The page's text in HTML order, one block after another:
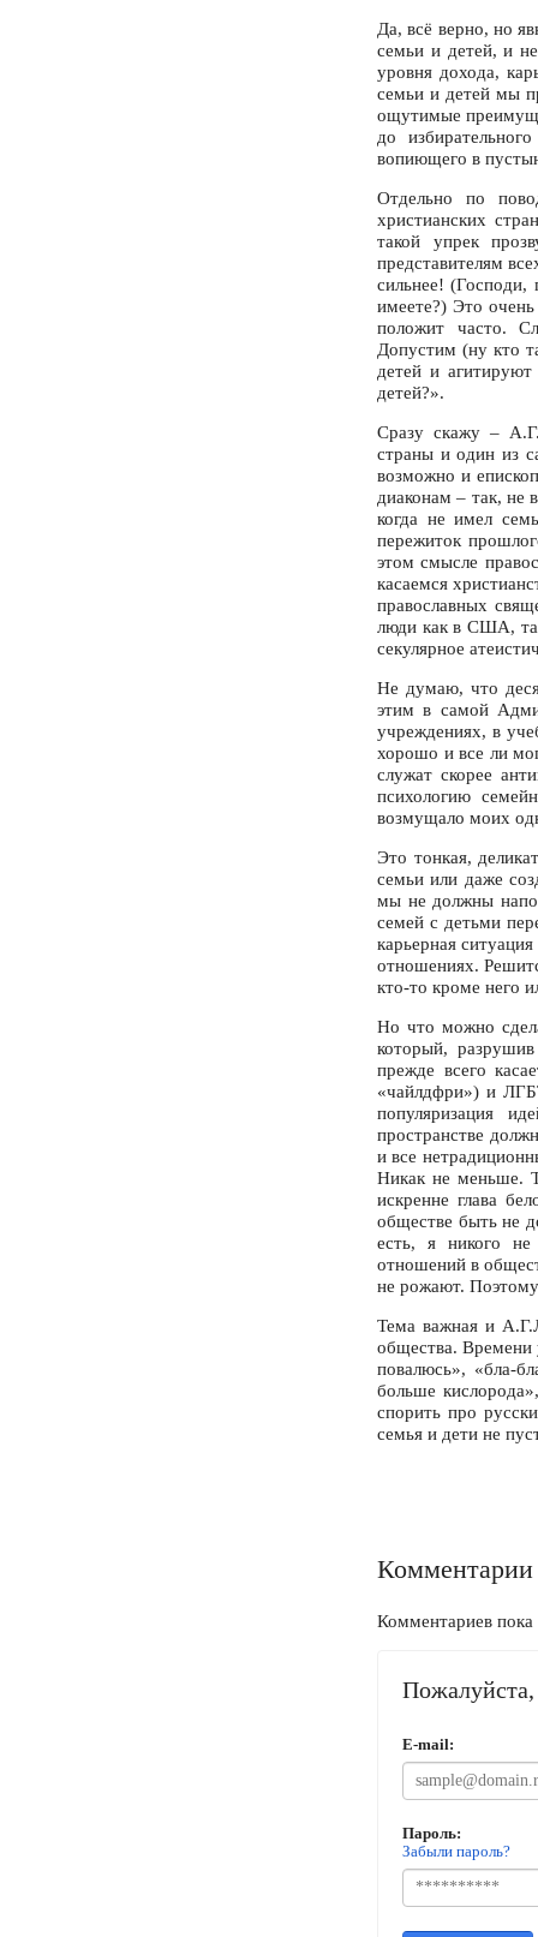
Да, всё верно, но
семьи и детей, и
уровня дохода,
семьи и детей мы
ощутимые
до
вопиющего в
Отдельно по
христианских
такой упрек
представителям
сильнее! (Господи,
имеете?) Это
положит часто.
Допустим (ну кто
детей и
детей?».
Сразу скажу –
страны и один из
возможно и
диаконам – так, не
когда не имел
пережиток
этом смысле
касаемся
православных
люди как в США,
секулярное
Не думаю, что
этим в самой
учреждениях, в
хорошо и все ли
служат скорее
психологию
возмущало моих
Это тонкая,
семьи или даже
мы не должны
семей с детьми
карьерная
отношениях.
кто-то кроме него
Но что можно
который,
прежде всего
«чайлдфри») и
популяризация
пространстве
и все
Никак не меньше.
искренне глава
обществе быть не
есть, я никого
отношений в
не рожают. Поэтому
Тема важная и
общества. Времени
повалюсь», «бла-
больше
спорить про
семья и дети не
Комментарии
Комментариев пока
Пожалуйста,
E-mail:
Пароль:
Забыли пароль?